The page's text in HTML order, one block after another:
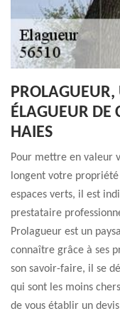
PROLAGUEUR,
ÉLAGUEUR DE
HAIES
Pour mettre en valeur
longent votre
espaces verts, il est
prestataire
Prolagueur est un
connaître grâce à ses
son savoir-faire, il se
qui sont les moins
de vous établir un